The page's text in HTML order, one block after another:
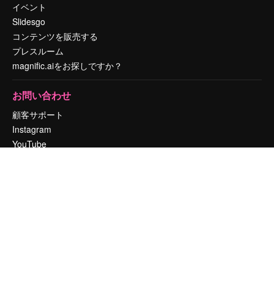
イベント
Slidesgo
コンテンツを販売する
プレスルーム
magnific.aiをお探しですか？
お問い合わせ
顧客サポート
Instagram
YouTube